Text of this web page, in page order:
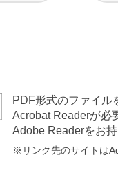
PDF形式のファイル
Acrobat Readerが必
Adobe Readerをお
※リンク先のサイトは